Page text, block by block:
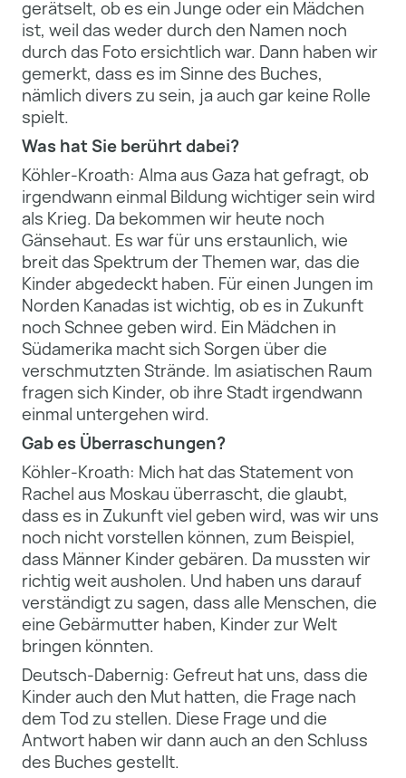
gerätselt, ob es ein Junge oder ein Mädchen
ist, weil das weder durch den Namen noch
durch das Foto ersichtlich war. Dann haben wir
gemerkt, dass es im Sinne des Buches,
nämlich divers zu sein, ja auch gar keine Rolle
spielt.
Was hat Sie berührt dabei?
Köhler-Kroath: Alma aus Gaza hat gefragt, ob
irgendwann einmal Bildung wichtiger sein wird
als Krieg. Da bekommen wir heute noch
Gänsehaut. Es war für uns erstaunlich, wie
breit das Spektrum der Themen war, das die
Kinder abgedeckt haben. Für einen Jungen im
Norden Kanadas ist wichtig, ob es in Zukunft
noch Schnee geben wird. Ein Mädchen in
Südamerika macht sich Sorgen über die
verschmutzten Strände. Im asiatischen Raum
fragen sich Kinder, ob ihre Stadt irgendwann
einmal untergehen wird.
Gab es Überraschungen?
Köhler-Kroath: Mich hat das Statement von
Rachel aus Moskau überrascht, die glaubt,
dass es in Zukunft viel geben wird, was wir uns
noch nicht vorstellen können, zum Beispiel,
dass Männer Kinder gebären. Da mussten wir
richtig weit ausholen. Und haben uns darauf
verständigt zu sagen, dass alle Menschen, die
eine Gebärmutter haben, Kinder zur Welt
bringen könnten.
Deutsch-Dabernig: Gefreut hat uns, dass die
Kinder auch den Mut hatten, die Frage nach
dem Tod zu stellen. Diese Frage und die
Antwort haben wir dann auch an den Schluss
des Buches gestellt.